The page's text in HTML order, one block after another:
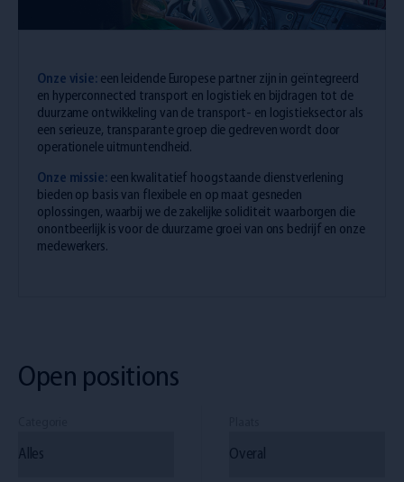
Onze visie:een leidende Europese partner zijn in geïntegreerd
en hyperconnected transport en logistiek en bijdragen tot de
duurzame ontwikkeling van de transport- en logistieksector als
een serieuze, transparante groep die gedreven wordt door
operationele uitmuntendheid.
Onze missie:een kwalitatief hoogstaande dienstverlening
bieden op basis van flexibele en op maat gesneden
oplossingen, waarbij we de zakelijke soliditeit waarborgen die
onontbeerlijk is voor de duurzame groei van ons bedrijf en onze
medewerkers.
Open positions